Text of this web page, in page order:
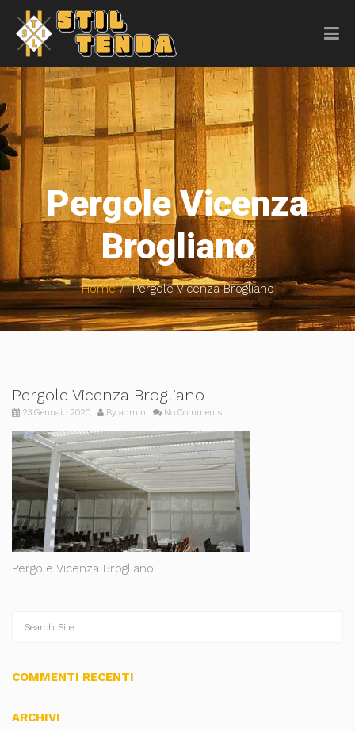
Pergole Vicenza
Brogliano
Home Pergole Vicenza Brogliano
Pergole Vicenza Brogliano
23 Gennaio 2020 By admin No Comments
Pergole Vicenza Brogliano
COMMENTI RECENTI
ARCHIVI